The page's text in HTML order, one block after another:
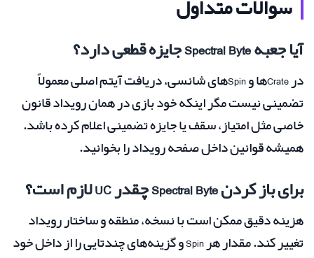
سوالات متداول
آیا جعبه Spectral Byte جایزه قطعی دارد؟
در Crateها و Spinهای شانسی، دریافت آیتم اصلی معمولاً
تضمینی نیست مگر اینکه خود بازی در همان رویداد قانون
خاصی مثل امتیاز، سقف یا جایزه تضمینی اعلام کرده باشد.
همیشه قوانین داخل صفحه رویداد را بخوانید.
برای باز کردن Spectral Byte چقدر UC لازم است؟
هزینه دقیق ممکن است با نسخه، منطقه و ساختار رویداد
تغییر کند. مقدار هر Spin و گزینه‌های چندتایی را از داخل خود